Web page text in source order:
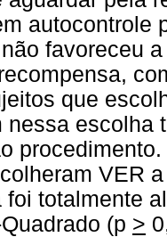
autocontrole
favoreceu
que
nessa escolha
VER
foi totalmente
(p >